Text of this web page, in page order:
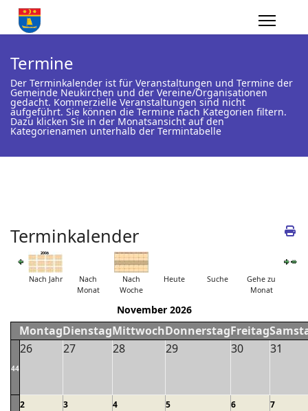
Termine
Der Terminkalender ist für Veranstaltungen und Termine der
Gemeinde Neukirchen und der Vereine/Organisationen
gedacht. Kommerzielle Veranstaltungen sind nicht
aufgeführt. Sie können die Termine nach Kategorien filtern.
Dazu klicken Sie in der Monatsansicht auf den
Kategorienamen unterhalb der Termintabelle
Terminkalender
Nach Jahr
Nach
Monat
Nach
Woche
Heute Suche
Gehe zu
Monat
November 2026
MontagDienstagMittwochDonnerstagFreitag
44
26 27 28 29 30 31
2 3 4 5 6 7